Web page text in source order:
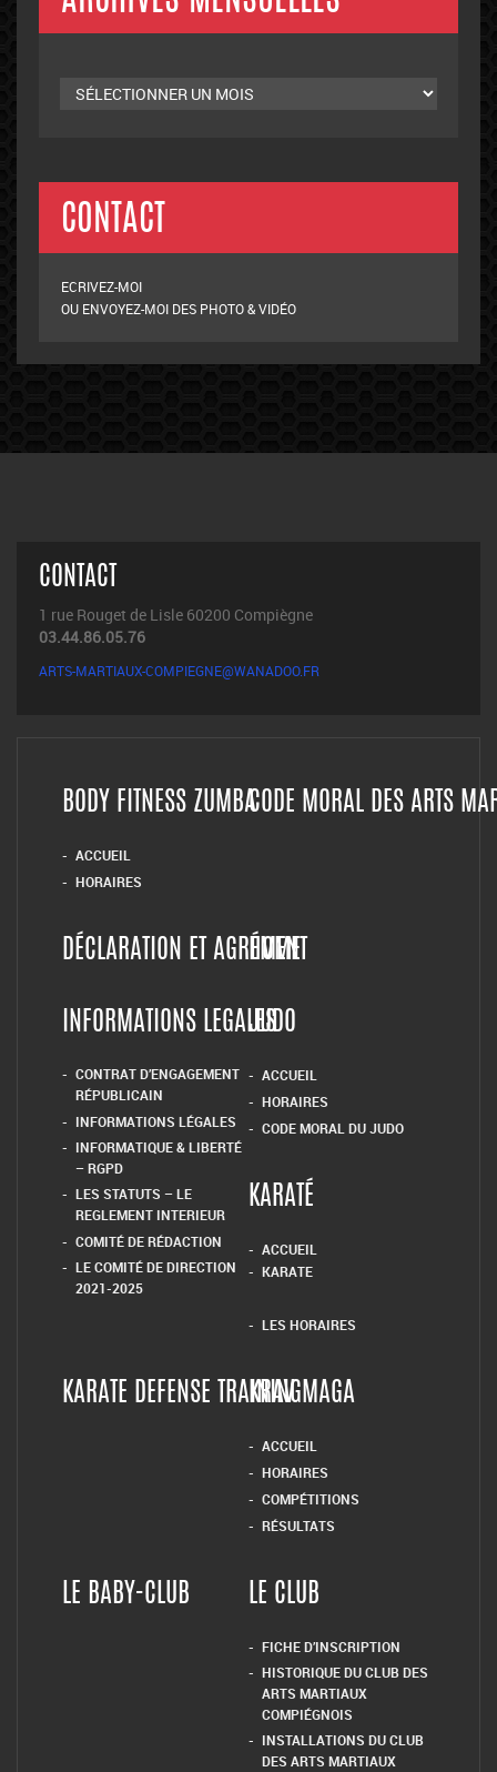
CONTACT
ECRIVEZ-MOI
OU ENVOYEZ-MOI DES PHOTO & VIDÉO
CONTACT
1 rue Rouget de Lisle 60200 Compiègne
03.44.86.05.76
ARTS-MARTIAUX-COMPIEGNE@WANADOO.FR
BODY FITNESS ZUMBA
ACCUEIL
HORAIRES
CODE MORAL DES ARTS
DÉCLARATION ET AGRÉMENT
HOME
INFORMATIONS LEGALES
CONTRAT D’ENGAGEMENT
RÉPUBLICAIN
INFORMATIONS LÉGALES
INFORMATIQUE & LIBERTÉ
– RGPD
LES STATUTS – LE
REGLEMENT INTERIEUR
COMITÉ DE RÉDACTION
LE COMITÉ DE DIRECTION
2021-2025
JUDO
ACCUEIL
HORAIRES
CODE MORAL DU JUDO
KARATÉ
ACCUEIL
KARATE
LES HORAIRES
KARATE DEFENSE TRAININGKRAV MAGA
ACCUEIL
HORAIRES
COMPÉTITIONS
RÉSULTATS
LE BABY-CLUB LE CLUB
FICHE D’INSCRIPTION
HISTORIQUE DU CLUB DES
ARTS MARTIAUX
COMPIÉGNOIS
INSTALLATIONS DU CLUB
DES ARTS MARTIAUX